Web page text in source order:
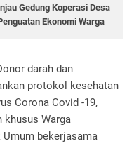
Gedung Koperasi Desa
Ekonomi Warga
darah dan
protokol kesehatan
Corona Covid -19,
khusus Warga
bekerjasama